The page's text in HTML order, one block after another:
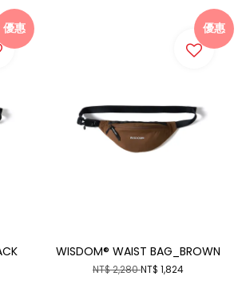
優惠 優惠
WISDOM® WAIST BAG_BROWN
NT$ 2,280NT$ 1,824